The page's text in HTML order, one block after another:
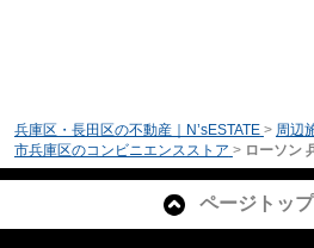
兵庫区・長田区の不動産｜N’sESTATE > 周辺
市兵庫区のコンビニエンスストア > ローソン
ページトッ